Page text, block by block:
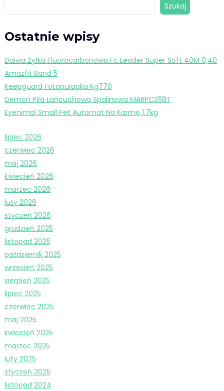
Szukaj
Ostatnie wpisy
Daiwa Żyłka Fluorocarbonowa Fc Leader Super Soft 40M 0,40
Amazfit Band 5
Keepguard Fotopułapka Kg770
Demon Piła Łańcuchowa Spalinowa MARPCS58T
Eyenimal Small Pet Automat Na Karmę 1,7kg
lipiec 2026
czerwiec 2026
maj 2026
kwiecień 2026
marzec 2026
luty 2026
styczeń 2026
grudzień 2025
listopad 2025
październik 2025
wrzesień 2025
sierpień 2025
lipiec 2025
czerwiec 2025
maj 2025
kwiecień 2025
marzec 2025
luty 2025
styczeń 2025
listopad 2024